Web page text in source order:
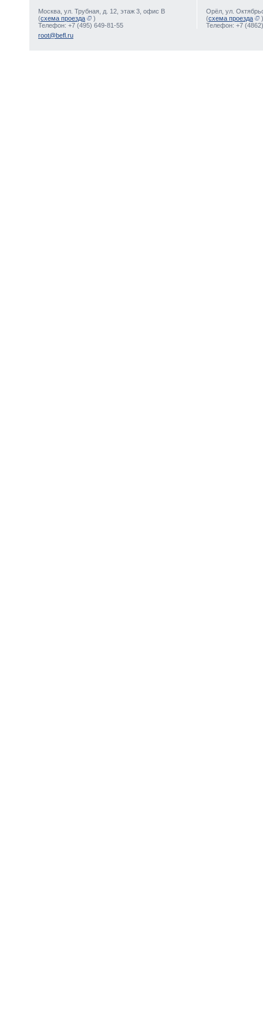
Москва, ул. Трубная, д. 12, этаж 3, офис В
(схема проезда
)
Телефон: +7 (495) 649-81-55
Орёл, ул.
(схема проезда
)
Телефон: +7
root@befl.ru